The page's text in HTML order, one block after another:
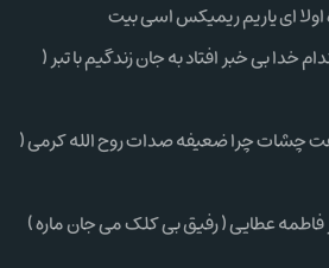
اولا ای یاریم ریمیکس اسی بیت
خدا بی خبر افتاد به جان زندگیم با تبر (
چشات چرا ضعیفه صدات روح الله کرمی (
فاطمه عطایی ( رفیق بی کلک می جان ماره )